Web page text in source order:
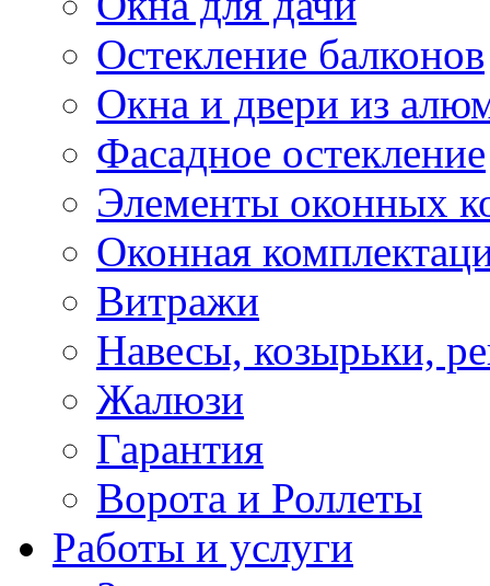
Остекление балконов
Окна и двери из
Фасадное остекление
Элементы оконных
Оконная
Витражи
Навесы, козырьки,
Жалюзи
Гарантия
Ворота и Роллеты
Работы и услуги